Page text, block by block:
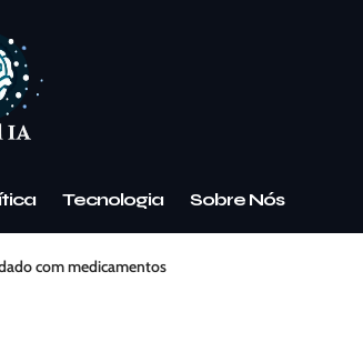
Tecnologia Sobre Nós
com medicamentos